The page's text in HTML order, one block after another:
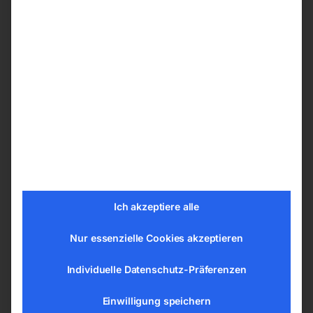
Rollenbreite 60 mm
Länge (Produkt) ca. 1524 mm
Höhe (Produkt) ca. 540 mm
Gewicht (Netto) ca. 69,5 kg
Ich akzeptiere alle
Nur essenzielle Cookies akzeptieren
Individuelle Datenschutz-Präferenzen
Einwilligung speichern